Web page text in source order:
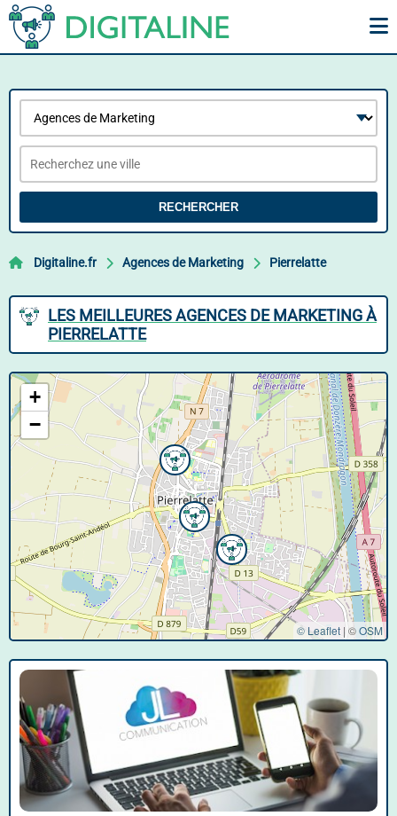
RECHERCHER
Digitaline.fr Agences de Marketing Pierrelatte
LES MEILLEURES AGENCES DE MARKETING À
PIERRELATTE
+
−
© Leaflet | ©OSM